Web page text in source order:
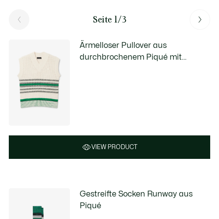
Seite 1/3
Ärmelloser Pullover aus
durchbrochenem Piqué mit
VIEW PRODUCT
Gestreifte Socken Runway aus
Piqué